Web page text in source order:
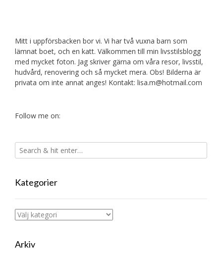
Mitt i uppförsbacken bor vi. Vi har två vuxna barn som
lämnat boet, och en katt. Välkommen till min livsstilsblogg
med mycket foton. Jag skriver gärna om våra resor, livsstil,
hudvård, renovering och så mycket mera. Obs! Bilderna är
privata om inte annat anges! Kontakt: lisa.m@hotmail.com
Follow me on:
Kategorier
Kategorier
Arkiv